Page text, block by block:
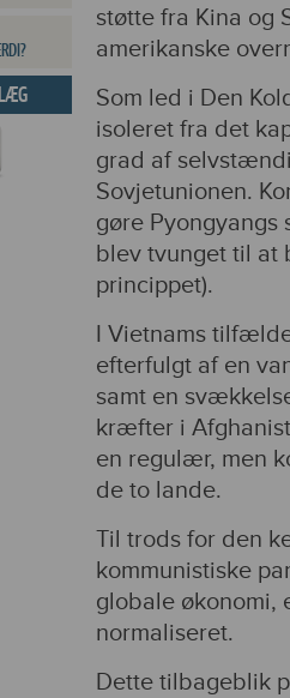
støtte fra Kina og
amerikanske
Som led i Den
isoleret fra det
grad af
Sovjetunionen.
gøre Pyongyangs
blev tvunget til at
princippet).
I Vietnams
efterfulgt af en
samt en
kræfter i
en regulær, men
de to lande.
Til trods for den
kommunistiske
globale økonomi,
normaliseret.
Dette tilbageblik